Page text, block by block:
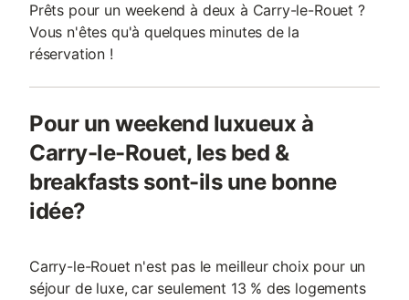
Prêts pour un weekend à deux à Carry-le-Rouet ?
Vous n'êtes qu'à quelques minutes de la
réservation !
Pour un weekend luxueux à
Carry-le-Rouet, les bed &
breakfasts sont-ils une bonne
idée?
Carry-le-Rouet n'est pas le meilleur choix pour un
séjour de luxe, car seulement 13 % des logements